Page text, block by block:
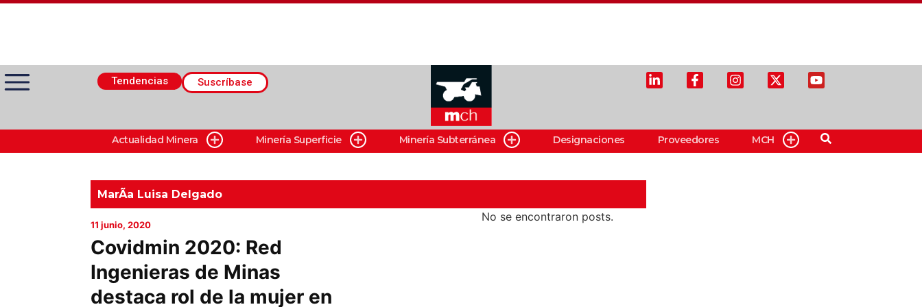
Tendencias Suscríbase
Actualidad Minera
Minería Superficie
Minerí­a Subterránea
Actualidad Minera Minería Superficie Minería Subterránea Designaciones Proveedores MCH
MarÃ­a Luisa Delgado
11 junio, 2020
Covidmin 2020: Red
Ingenieras de Minas
destaca rol de la mujer en
No se encontraron posts.